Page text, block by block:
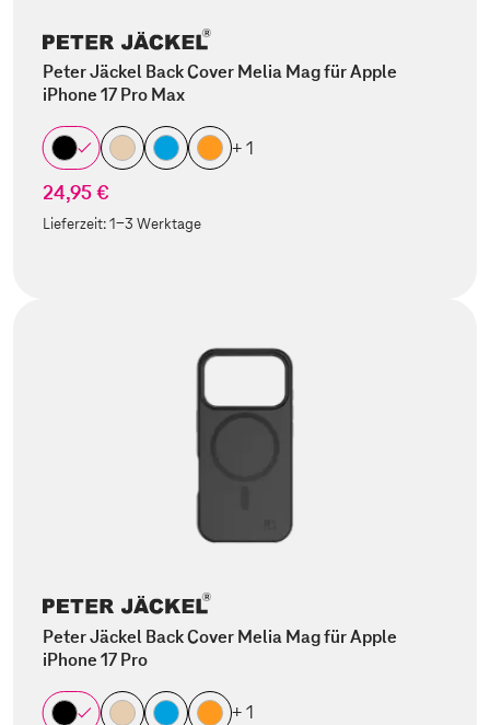
Peter Jäckel Back Cover Melia Mag für Apple
iPhone 17 Pro Max
+ 1
24,95 €
Lieferzeit:1-3 Werktage
Peter Jäckel Back Cover Melia Mag für Apple
iPhone 17 Pro
+ 1